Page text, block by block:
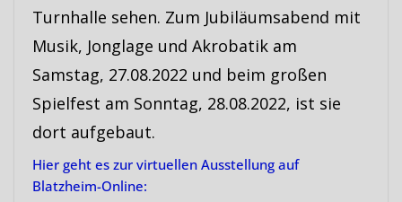
Turnhalle sehen. Zum Jubiläumsabend mit
Musik, Jonglage und Akrobatik am
Samstag, 27.08.2022 und beim großen
Spielfest am Sonntag, 28.08.2022, ist sie
dort aufgebaut.
Hier geht es zur virtuellen Ausstellung auf
Blatzheim-Online: